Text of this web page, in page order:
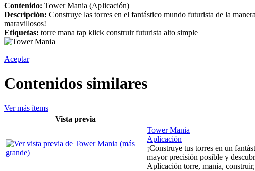
Contenido: Tower Mania (Aplicación)
Descripción: Construye las torres en el fantástico mundo futurista de la
maravillosos!
Etiquetas: torre mana tap klick construir futurista alto simple
Aceptar
Contenidos similares
Ver más ítems
Vista previa
Tower Mania
Aplicación
¡Construye tus torres en un
mayor precisión posible y
Aplicación torre, mania,